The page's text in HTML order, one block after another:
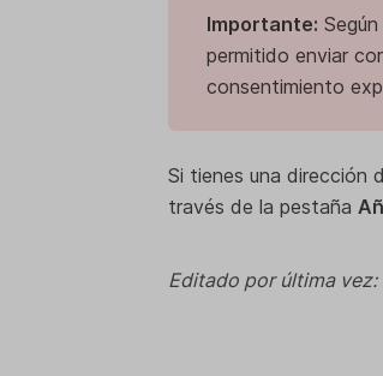
Importante: Según
permitido enviar
consentimiento
Si tienes una dirección
través de la pestaña
Editado por última vez: